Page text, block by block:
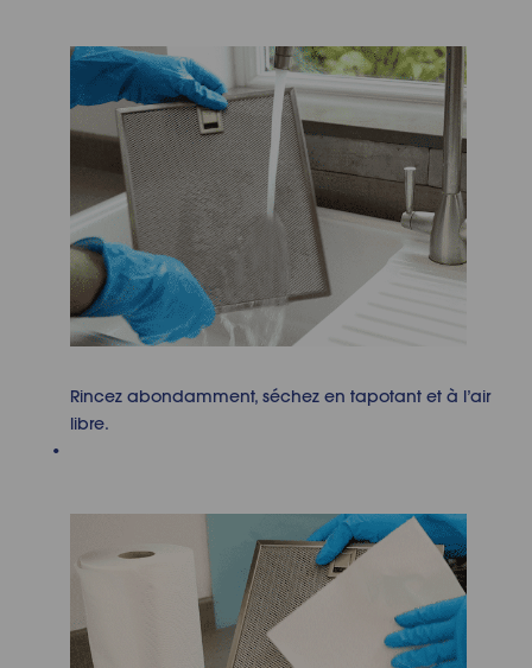
Rincez abondamment, séchez en tapotant et à l’air
libre.